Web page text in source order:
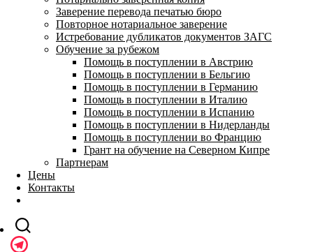
Заверение перевода печатью бюро
Повторное нотариальное заверение
Истребование дубликатов документов ЗАГС
Обучение за рубежом
Помощь в поступлении в Австрию
Помощь в поступлении в Бельгию
Помощь в поступлении в Германию
Помощь в поступлении в Италию
Помощь в поступлении в Испанию
Помощь в поступлении в Нидерланды
Помощь в поступлении во Францию
Грант на обучение на Северном Кипре
Партнерам
Цены
Контакты